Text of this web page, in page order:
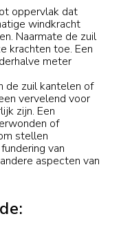
oppervlak dat
windkracht
Naarmate de zuil
krachten toe. Een
meter
de zuil kantelen of
vervelend voor
zijn. Een
of
stellen
van
aspecten van